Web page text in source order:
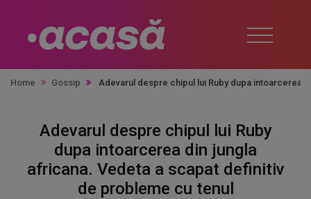
Home Gossip Adevarul despre chipul lui Ruby dupa intoarcerea
Adevarul despre chipul lui Ruby
dupa intoarcerea din jungla
africana. Vedeta a scapat definitiv
de probleme cu tenul